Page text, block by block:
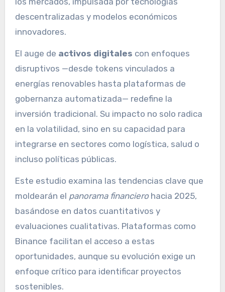
descentralizadas y modelos económicos
innovadores.
El auge de activos digitales con enfoques
disruptivos —desde tokens vinculados a
energías renovables hasta plataformas de
gobernanza automatizada— redefine la
inversión tradicional. Su impacto no solo radica
en la volatilidad, sino en su capacidad para
integrarse en sectores como logística, salud o
incluso políticas públicas.
Este estudio examina las tendencias clave que
moldearán el panorama financierohacia 2025,
basándose en datos cuantitativos y
evaluaciones cualitativas. Plataformas como
Binance facilitan el acceso a estas
oportunidades, aunque su evolución exige un
enfoque crítico para identificar proyectos
sostenibles.